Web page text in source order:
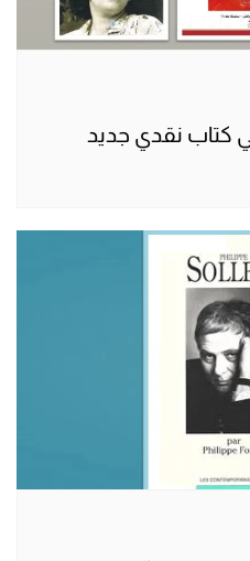
كتاب نقدي جديد